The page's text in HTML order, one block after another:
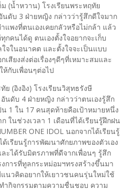
(น้ำหวาน) โรงเรียนพระหฤทัย
ดับ 3 ฝ่ายหญิง กล่าวว่ารู้สึกดีใจมาก
แพงที่ตนเองเคยกลัวหรือไม่กล้า แล้ว
คนได้ดู ตนเองตั้งใจอยากจะเก็บ
จในอนาคต และตั้งใจจะเป็นแบบ
เสียงส่งต่อเรื่องๆดีๆที่เหมาะสมและ
กับเพื่อนๆต่อไป
(อิงอิง) โรงเรียนวิสุทธรังษี
ดับ 4 ฝ่ายหญิง กล่าวว่าตนเองรู้สึก
1 ใน 17 คนสุดท้ายคือเป้าหมายหนึ่ง
ในช่วงเวลา 1 เดือนที่ได้เรียนรู้ฝึกฝน
ONE IDOL นอกจากได้เรียนรู้
ด้เรียนรู้การพัฒนาศักยภาพของตัวเอง
ะได้รับมิตรภาพที่ดีจากเพื่อนๆ รู้สึก
การที่ทูลกระหม่อมฯทรงสร้างขึ้นมา
นวคิดอยากให้เยาวชนคนรุ่นใหม่ใช้
ำกิจกรรมตามความชื่นชอบ ความ